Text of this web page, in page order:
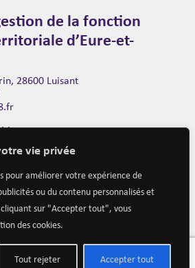
vie privée
pour améliorer votre expérience de
ou du contenu personnalisés et
sur "Accepter tout", vous
des cookies.
Tout rejeter Accepter tout
de la fonction
d’Eure-et-
28600 Luisant
de 9h00 à 12h00
le vendredi)